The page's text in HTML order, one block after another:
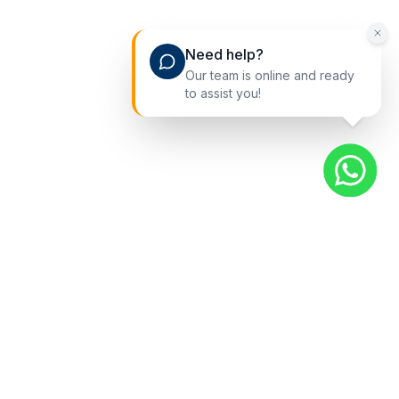
Need help?
Our team is online and ready
to assist you!